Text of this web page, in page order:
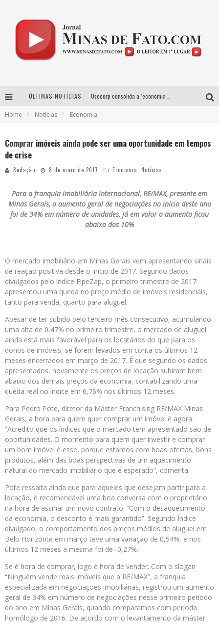
ÚLTIMAS NOTÍCIAS
Home Notícias Economia
Comprar imóveis ainda pode ser uma oportunidade em tempos
de crise
Redação 8 de maio de 2017 Economia Notícias
Para a franquia imobiliária internacional, RE/MAX, presente em
Minas Gerais, o aumento geral de negociações no início deste ano
foi de 34% em número de unidades, já em valor o aumento ficou
abaixo dos 10%
O mercado imobiliário em Minas Gerais vem apresentando sinais
de reação positiva desde o início de 2017. Segundo dados
divulgados pelo índice FipeZap, o primeiro trimestre de 2017
apresentou uma queda no preço médio de imóveis residenciais,
tanto para venda, quanto para aluguel.
Apesar de ter subido pelo terceiro mês consecutivo, acumulando
uma alta de 0,47% no primeiro trimestre, o mercado de aluguel
ainda está mais favorável para os locatários do que para os
donos de imóveis, se forem levados em conta os últimos 12
meses encerrados em março de 2017. É que segundo os dados
apresentados, novamente os preços de locação subiram bem
abaixo dos demais preços da economia, contabilizando uma
queda real no índice em 6,76% nos últimos 12 meses.
Para Pedro Pote, diretor da Máster Franchising RE/MAX Minas
Gerais, a hora para quem quer comprar um imóvel é agora.
“Acredito que os índices que o mercado tem apresentado são de
oportunidades. O momento para quem quer investir e comprar
um bom imóvel é esse, porque estamos com boas ofertas, bons
produtos, além das boas perspectivas de um aquecimento
natural do mercado imobiliário que é esperado”, comenta.
Pote ressalta ainda que para aqueles que desejam partir para a
locação, é recomendável uma boa conversa com o proprietário
na hora de assinar um novo contrato. “Com o desaquecimento
da economia, o desconto é mais garantido”. Segundo Índice
divulgado, o comportamento dos preços médios de aluguel em
Belo Horizonte em março teve uma variação de 0,54%, e nos
últimos 12 meses a mesma foi de -0,27%.
Se é hora de comprar, logo é hora de vender. Com o slogan
“Ninguém vende mais imóveis que a RE/MAX”, a franquia
especializada em negociações imobiliárias, registrou um aumento
geral de 34% em número de negociações nesse primeiro período
do ano em Minas Gerais, quando comparamos com período
homólogo de 2016. De acordo com o levantamento da máster